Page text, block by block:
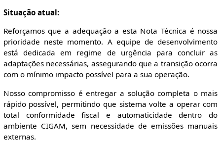
Situação atual:
Reforçamos que a adequação a esta Nota Técnica é nossa
prioridade neste momento. A equipe de desenvolvimento
está dedicada em regime de urgência para concluir as
adaptações necessárias, assegurando que a transição ocorra
com o mínimo impacto possível para a sua operação.
Nosso compromisso é entregar a solução completa o mais
rápido possível, permitindo que sistema volte a operar com
total conformidade fiscal e automaticidade dentro do
ambiente CIGAM, sem necessidade de emissões manuais
externas.